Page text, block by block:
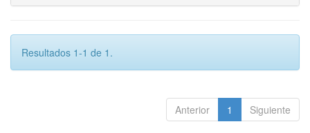
Resultados 1-1 de 1.
Anterior 1 Siguiente